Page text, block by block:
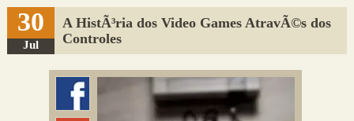
Sugerir Link
Adicionar Blog
Colmeia Exchange
30
Jul
A HistÃ³ria dos Video Games AtravÃ©s dos
Controles